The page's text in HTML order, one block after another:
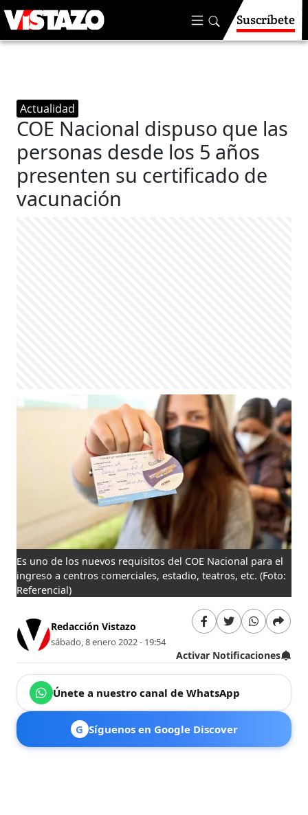
Suscríbete
Actualidad
COE Nacional dispuso que las
personas desde los 5 años
presenten su certificado de
vacunación
Es uno de los nuevos requisitos del COE Nacional para el
ingreso a centros comerciales, estadio, teatros, etc. (Foto:
Referencial)
Redacción Vistazo
sábado, 8 enero 2022 - 19:54
Activar Notificaciones
Únete a nuestro canal de WhatsApp
G Síguenos en Google Discover